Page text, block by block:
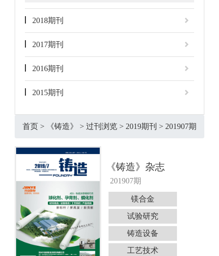
2018期刊
2017期刊
2016期刊
2015期刊
首页 > 《铸造》 > 过刊浏览 > 2019期刊 > 201907期
《铸造》杂志
201907期
镁合金
试验研究
铸造设备
工艺技术